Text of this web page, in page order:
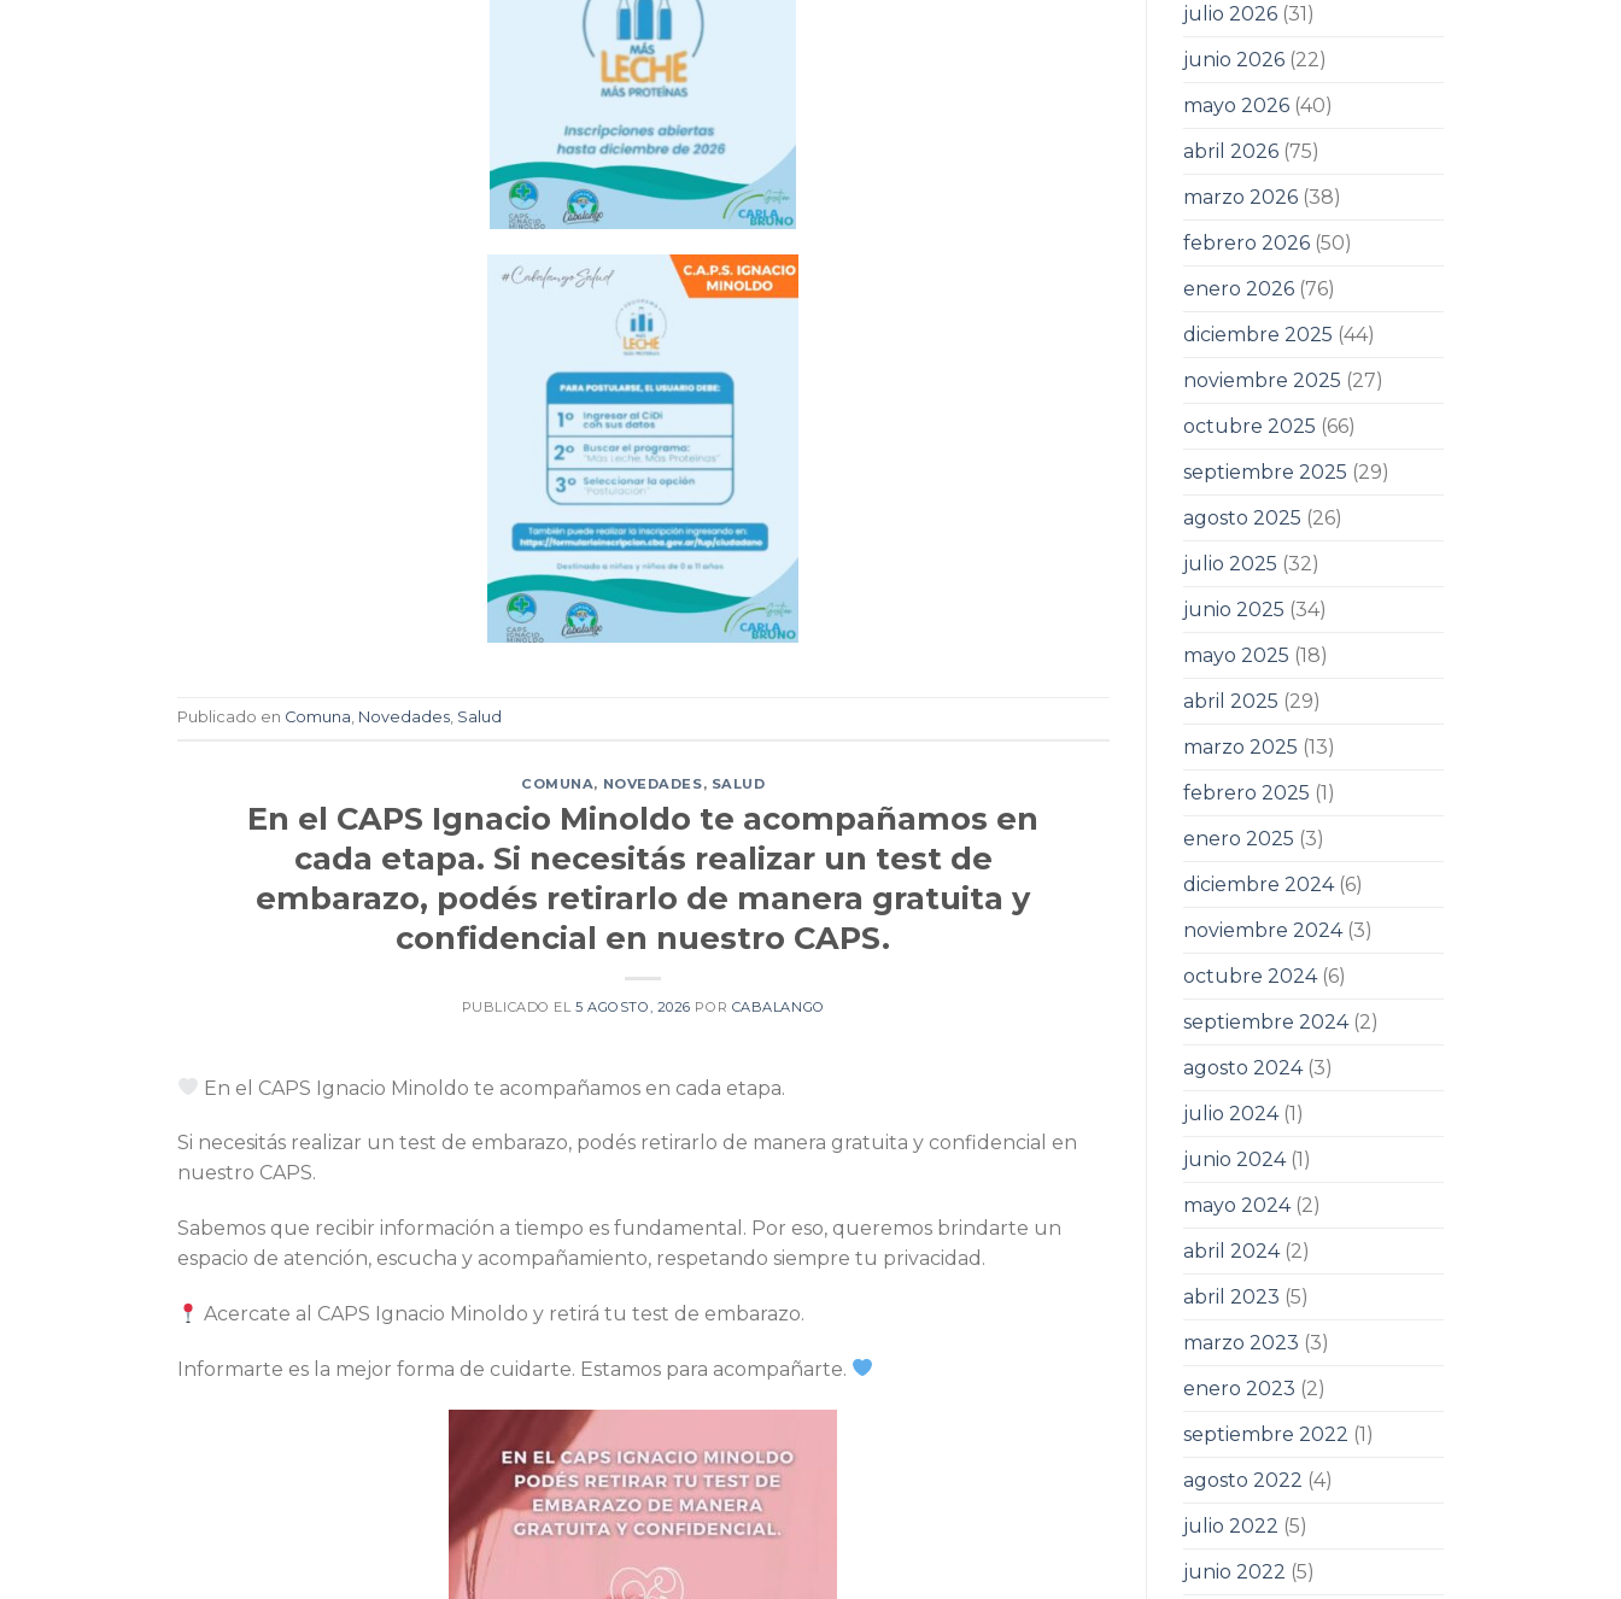
Publicado en Comuna, Novedades, Salud
COMUNA, NOVEDADES, SALUD
En el CAPS Ignacio Minoldo te acompañamos en
cada etapa. Si necesitás realizar un test de
embarazo, podés retirarlo de manera gratuita y
confidencial en nuestro CAPS.
PUBLICADO EL5 AGOSTO, 2026 POR CABALANGO
En el CAPS Ignacio Minoldo te acompañamos en cada etapa.
Si necesitás realizar un test de embarazo, podés retirarlo de manera gratuita y confidencial en
nuestro CAPS.
Sabemos que recibir información a tiempo es fundamental. Por eso, queremos brindarte un
espacio de atención, escucha y acompañamiento, respetando siempre tu privacidad.
Acercate al CAPS Ignacio Minoldo y retirá tu test de embarazo.
Informarte es la mejor forma de cuidarte. Estamos para acompañarte.
julio 2026(31)
junio 2026(22)
mayo 2026(40)
abril 2026(75)
marzo 2026(38)
febrero 2026(50)
enero 2026(76)
diciembre 2025 (44)
noviembre 2025 (27)
octubre 2025 (66)
septiembre 2025 (29)
agosto 2025 (26)
julio 2025 (32)
junio 2025 (34)
mayo 2025 (18)
abril 2025 (29)
marzo 2025 (13)
febrero 2025 (1)
enero 2025 (3)
diciembre 2024(6)
noviembre 2024(3)
octubre 2024(6)
septiembre 2024(2)
agosto 2024(3)
julio 2024(1)
junio 2024(1)
mayo 2024(2)
abril 2024(2)
abril 2023 (5)
marzo 2023 (3)
enero 2023 (2)
septiembre 2022 (1)
agosto 2022 (4)
julio 2022 (5)
junio 2022 (5)